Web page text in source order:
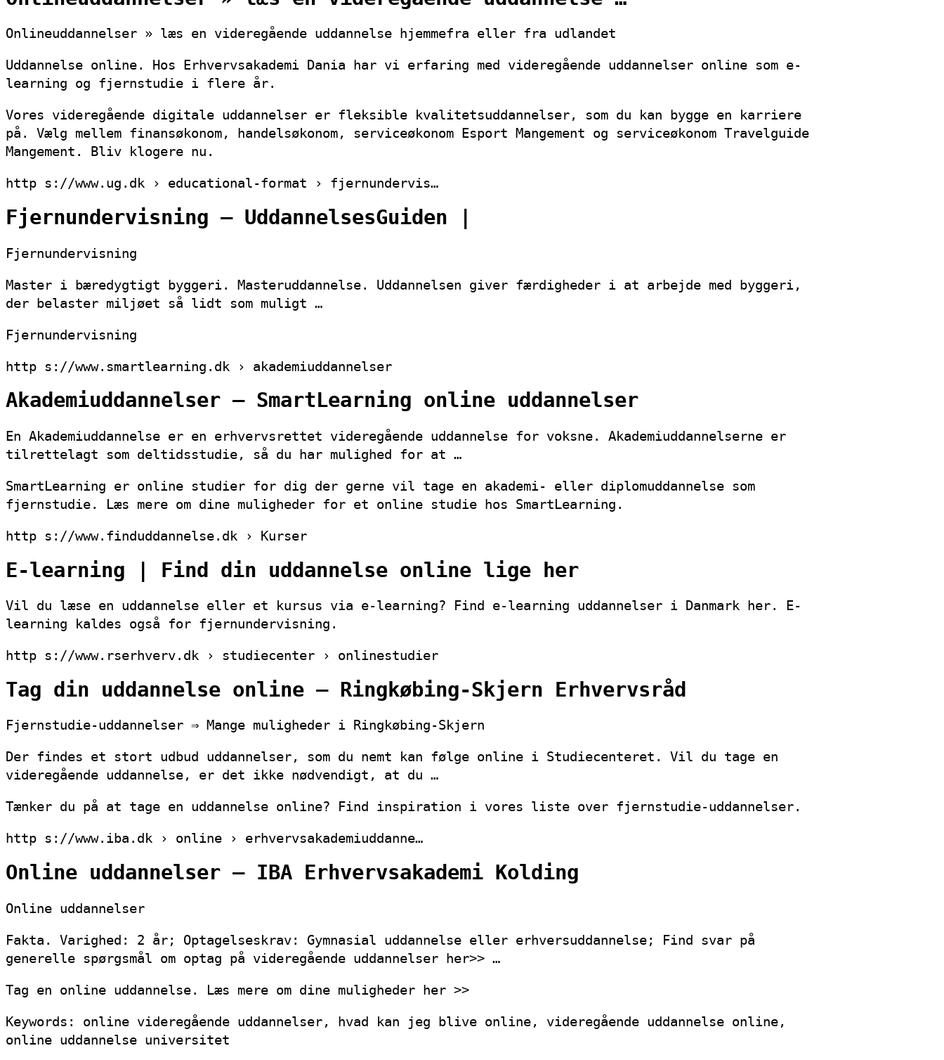
Onlineuddannelser » læs en videregående uddannelse hjemmefra eller fra udlandet
Uddannelse online. Hos Erhvervsakademi Dania har vi erfaring med videregående uddannelser online som e-
learning og fjernstudie i flere år.
Vores videregående digitale uddannelser er fleksible kvalitetsuddannelser, som du kan bygge en karriere
på. Vælg mellem finansøkonom, handelsøkonom, serviceøkonom Esport Mangement og serviceøkonom Travelguide
Mangement. Bliv klogere nu.
http s://www.ug.dk › educational-format › fjernundervis…
Fjernundervisning – UddannelsesGuiden |
Fjernundervisning
Master i bæredygtigt byggeri. Masteruddannelse. Uddannelsen giver færdigheder i at arbejde med byggeri,
der belaster miljøet så lidt som muligt …
Fjernundervisning
http s://www.smartlearning.dk › akademiuddannelser
Akademiuddannelser – SmartLearning online uddannelser
En Akademiuddannelse er en erhvervsrettet videregående uddannelse for voksne. Akademiuddannelserne er
tilrettelagt som deltidsstudie, så du har mulighed for at …
SmartLearning er online studier for dig der gerne vil tage en akademi- eller diplomuddannelse som
fjernstudie. Læs mere om dine muligheder for et online studie hos SmartLearning.
http s://www.finduddannelse.dk › Kurser
E-learning | Find din uddannelse online lige her
Vil du læse en uddannelse eller et kursus via e-learning? Find e-learning uddannelser i Danmark her. E-
learning kaldes også for fjernundervisning.
http s://www.rserhverv.dk › studiecenter › onlinestudier
Tag din uddannelse online – Ringkøbing-Skjern Erhvervsråd
Fjernstudie-uddannelser ⇒ Mange muligheder i Ringkøbing-Skjern
Der findes et stort udbud uddannelser, som du nemt kan følge online i Studiecenteret. Vil du tage en
videregående uddannelse, er det ikke nødvendigt, at du …
Tænker du på at tage en uddannelse online? Find inspiration i vores liste over fjernstudie-uddannelser.
http s://www.iba.dk › online › erhvervsakademiuddanne…
Online uddannelser – IBA Erhvervsakademi Kolding
Online uddannelser
Fakta. Varighed: 2 år; Optagelseskrav: Gymnasial uddannelse eller erhversuddannelse; Find svar på
generelle spørgsmål om optag på videregående uddannelser her>> …
Tag en online uddannelse. Læs mere om dine muligheder her >>
Keywords: online videregående uddannelser, hvad kan jeg blive online, videregående uddannelse online,
online uddannelse universitet